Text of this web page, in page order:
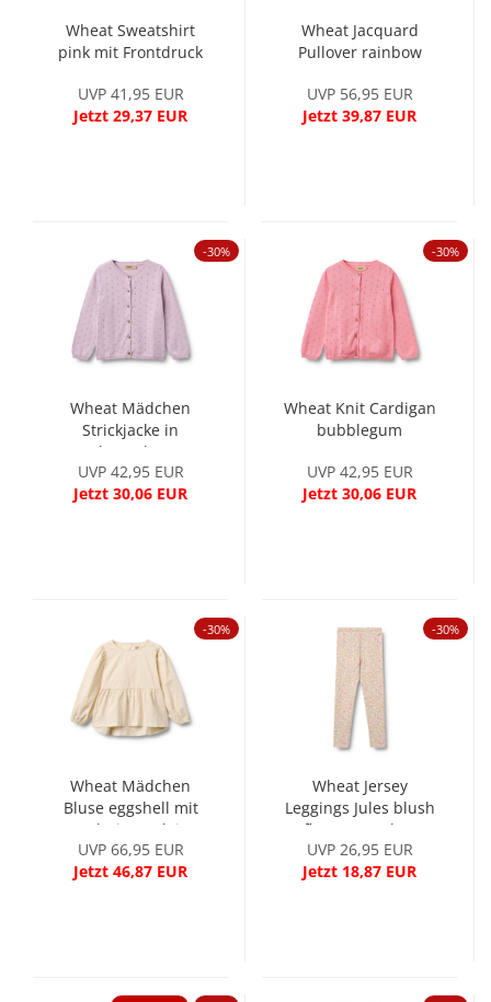
Wheat Sweatshirt
pink mit Frontdruck
UVP 41,95 EUR
Jetzt 29,37 EUR
Wheat Jacquard
Pullover rainbow
UVP 56,95 EUR
Jetzt 39,87 EUR
-30%
Wheat Mädchen
Strickjacke in
lavender
UVP 42,95 EUR
Jetzt 30,06 EUR
-30%
Wheat Knit Cardigan
bubblegum
UVP 42,95 EUR
Jetzt 30,06 EUR
-30%
Wheat Mädchen
Bluse eggshell mit
Broderie Anglaise
UVP 66,95 EUR
Jetzt 46,87 EUR
-30%
Wheat Jersey
Leggings Jules blush
flower meadow
UVP 26,95 EUR
Jetzt 18,87 EUR